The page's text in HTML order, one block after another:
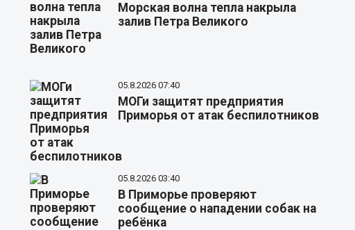
Морская волна тепла накрыла
залив Петра Великого
05.8.2026 07:40
МОГи защитят предприятия
Приморья от атак беспилотников
05.8.2026 03:40
В Приморье проверяют
сообщение о нападении собак на
ребёнка